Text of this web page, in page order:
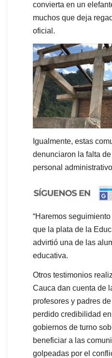
convierta en un
muchos que deja
oficial.
Igualmente, estas
denunciaron la falta
personal
“Haremos
que la plata de la
advirtió una de las
educativa.
Otros testimonios
Cauca dan cuenta de
profesores y padres
perdido credibilidad
gobiernos de turno
beneficiar a las
golpeadas por el